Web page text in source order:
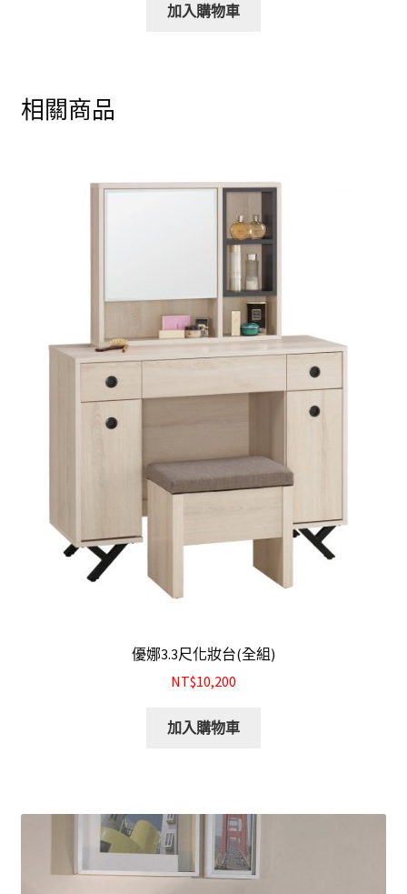
加入購物車
相關商品
優娜3.3尺化妝台(全組)
NT$10,200
加入購物車